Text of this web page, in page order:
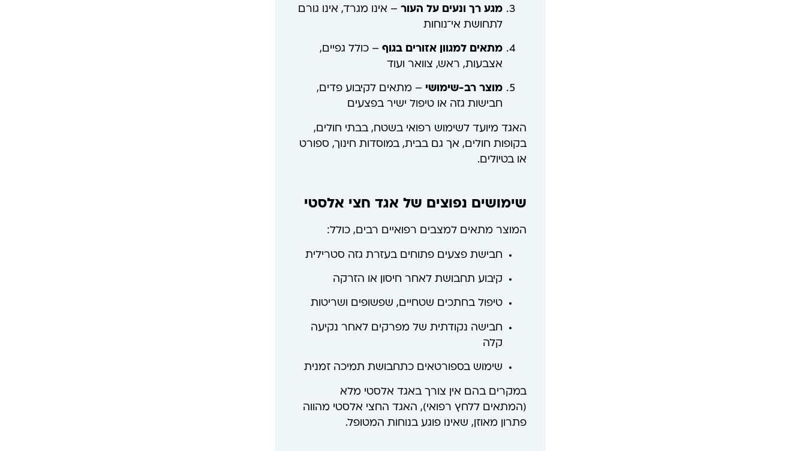
מגע רך ונעים על העור – אינו מגרד, אינו גורם
לתחושת אי־נוחות
מתאים למגוון אזורים בגוף – כולל גפיים,
אצבעות, ראש, צוואר ועוד
מוצר רב-שימושי – מתאים לקיבוע פדים,
חבישות גזה או טיפול ישיר בפצעים
האגד מיועד לשימוש רפואי בשטח, בבתי חולים,
בקופות חולים, אך גם בבית, במוסדות חינוך, ספורט
או בטיולים.
שימושים נפוצים של אגד חצי אלסטי
המוצר מתאים למצבים רפואיים רבים, כולל:
חבישת פצעים פתוחים בעזרת גזה סטרילית
קיבוע תחבושת לאחר חיסון או הזרקה
טיפול בחתכים שטחיים, שפשופים ושריטות
חבישה נקודתית של מפרקים לאחר נקיעה
קלה
שימוש בספורטאים כתחבושת תמיכה זמנית
במקרים בהם אין צורך באגד אלסטי מלא
(המתאים ללחץ רפואי), האגד החצי אלסטי מהווה
פתרון מאוזן, שאינו פוגע בנוחות המטופל.